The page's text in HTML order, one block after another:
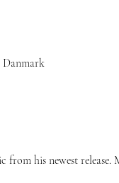
Danmark
his newest